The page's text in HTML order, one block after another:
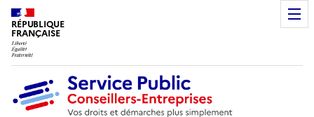
RÉPUBLIQUE
FRANÇAISE